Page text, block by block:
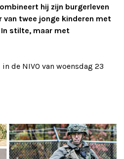
hij zijn burgerleven
van twee jonge kinderen met
stilte, maar met
de NIVO van woensdag 23